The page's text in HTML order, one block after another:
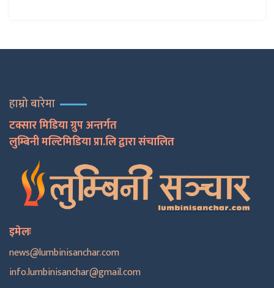
हाम्रो बारेमा
टक्सार मिडिया ग्रुप अन्तर्गत
लुम्बिनी मल्टिमिडिया प्रा.लि द्वारा संचालित
इमेलः
news@lumbinisanchar.com
info.lumbinisanchar@gmail.com